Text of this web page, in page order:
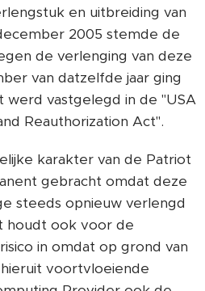
en uitbreiding van
2005 stemde de
de verlenging van deze
van datzelfde jaar ging
werd vastgelegd in de "USA
Reauthorization Act".
karakter van de Patriot
gebracht omdat deze
steeds opnieuw verlengd
houdt ook voor de
in omdat op grond van
voortvloeiende